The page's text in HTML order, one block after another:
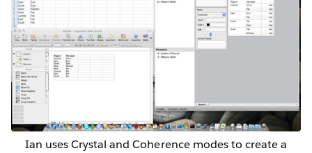
Ian uses Crystal and Coherence modes to create a